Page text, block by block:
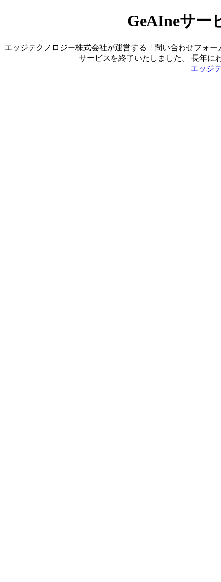
GeAIneサー
エッジテクノロジー株式会社が運営する「問い合わせフォ
サービスを終了いたしました。 長年に
エッジ